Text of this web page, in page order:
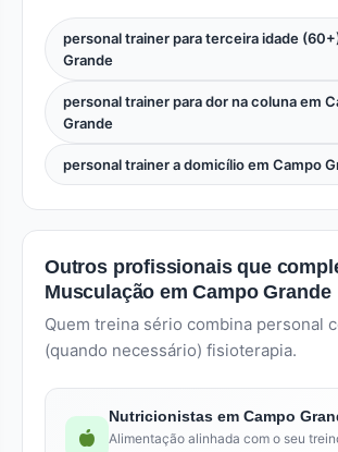
personal trainer para terceira idade
Grande
personal trainer para dor na coluna em
Grande
personal trainer a domicílio em Campo
Outros profissionais que
Musculação em Campo Grande
Quem treina sério combina personal
(quando necessário) fisioterapia.
Nutricionistas em Campo
Alimentação alinhada com o seu